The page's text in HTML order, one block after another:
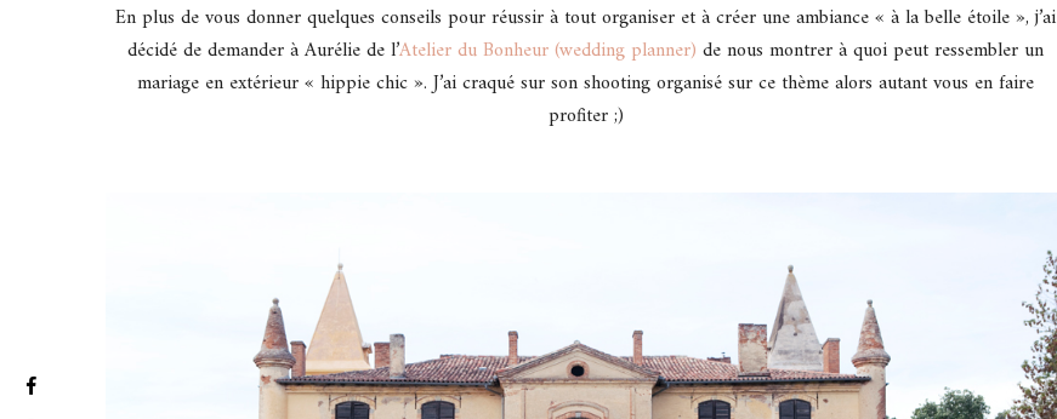
En plus de vous donner quelques conseils pour réussir à tout organiser et à créer une ambiance « à la belle étoile », j’ai
décidé de demander à Aurélie de l’Atelier du Bonheur (wedding planner) de nous montrer à quoi peut ressembler un
mariage en extérieur « hippie chic ». J’ai craqué sur son shooting organisé sur ce thème alors autant vous en faire
profiter ;)